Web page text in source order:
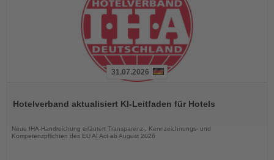
die
31.07.2026
Hotelverband aktualisiert KI-Leitfaden für Hotels
Neue IHA-Handreichung erläutert Transparenz-, Kennzeichnungs- und
Kompetenzpflichten des EU AI Act ab August 2026